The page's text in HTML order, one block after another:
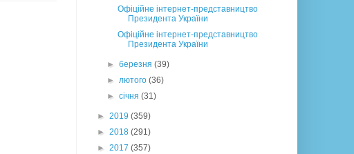
Офіційне інтернет-представництво
Президента України
Офіційне інтернет-представництво
Президента України
►березня(39)
►лютого(36)
►січня(31)
► 2019 (359)
► 2018 (291)
► 2017 (357)